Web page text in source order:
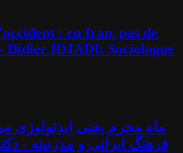
: en Iran, pas de
Didier IDJADI: Sociologue
ماه محرم یعنی ایدئولوژی
فرهنگ ایرانی و مدرنیته -